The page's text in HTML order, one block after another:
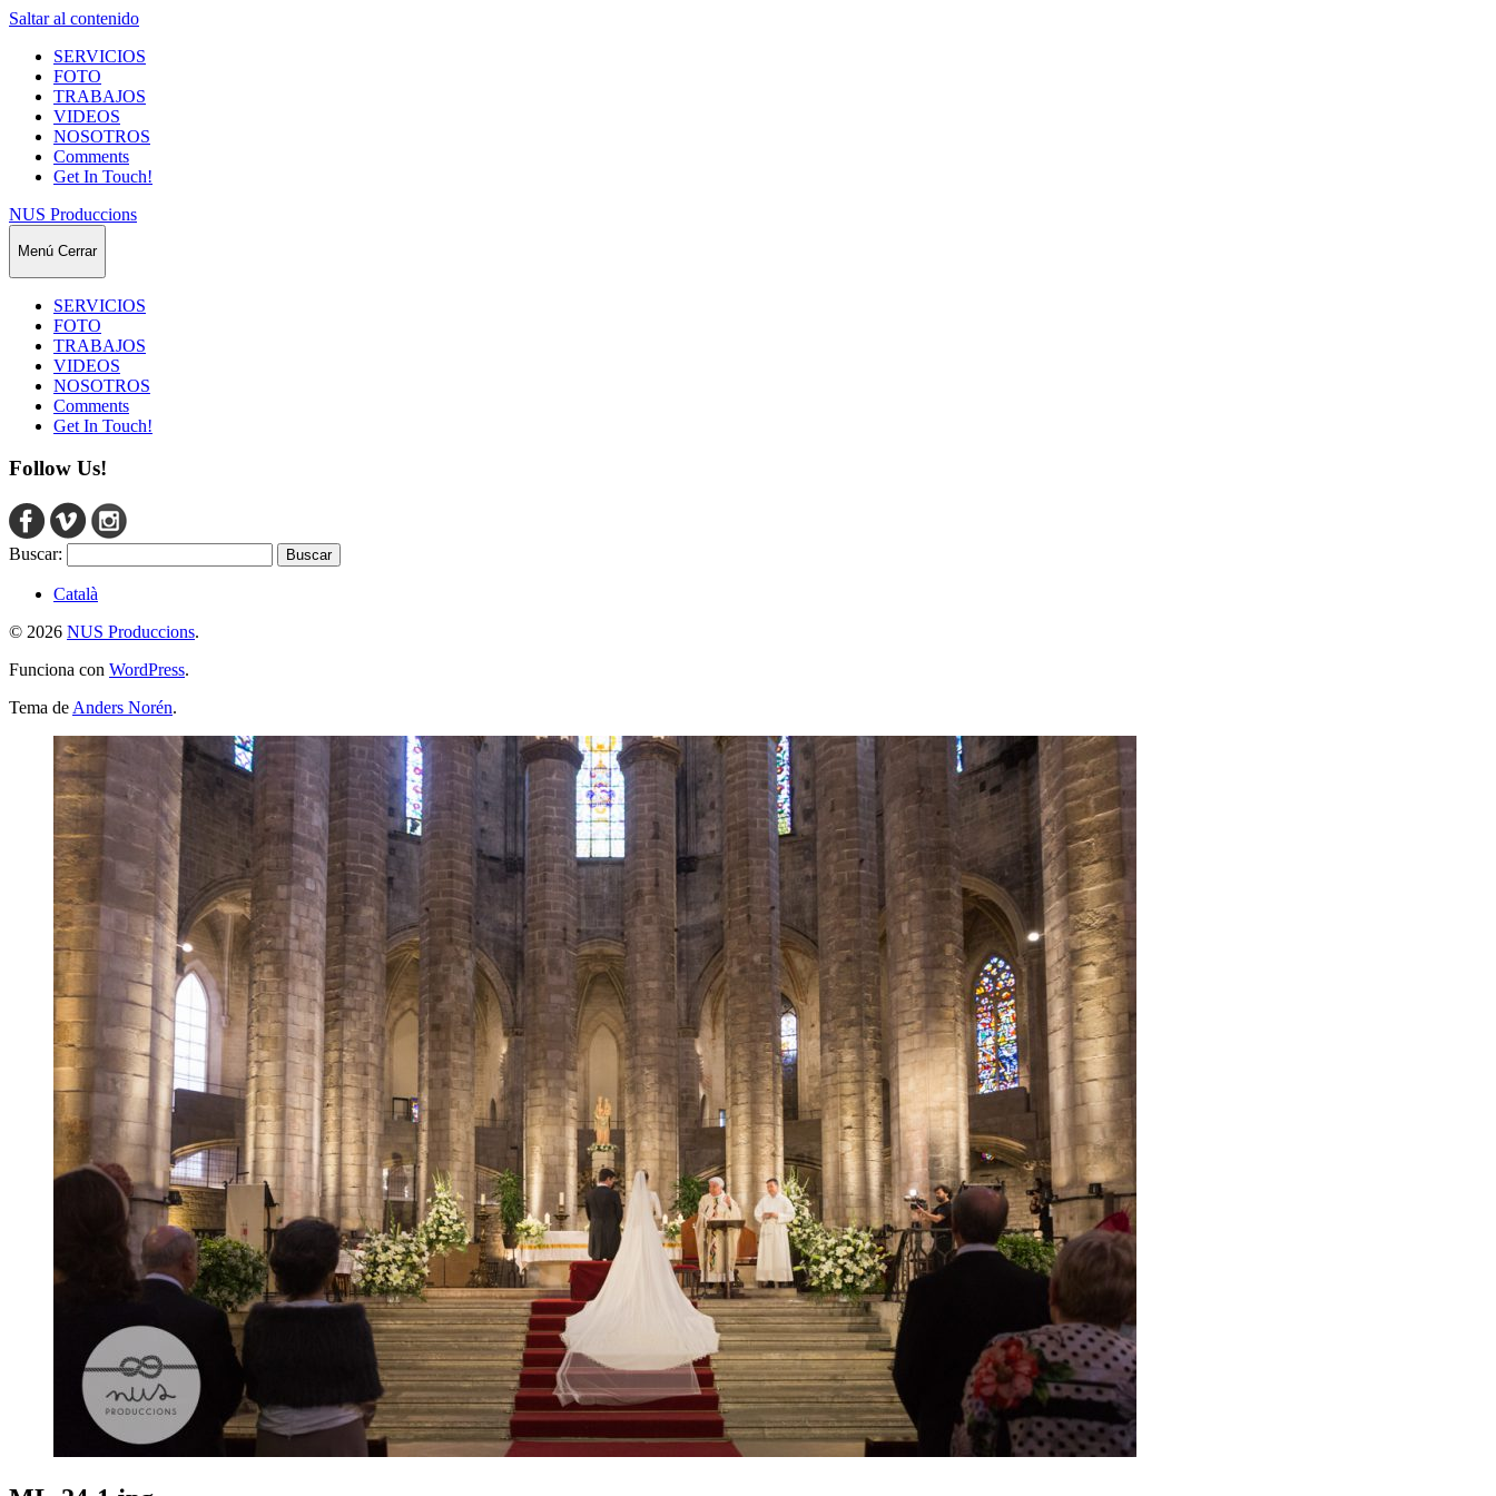
Saltar al contenido
SERVICIOS
FOTO
TRABAJOS
VIDEOS
NOSOTROS
Comments
Get In Touch!
NUS Produccions
Menú Cerrar
SERVICIOS
FOTO
TRABAJOS
VIDEOS
NOSOTROS
Comments
Get In Touch!
Follow Us!
Buscar:
Català
© 2026 NUS Produccions.
Funciona con WordPress.
Tema de Anders Norén.